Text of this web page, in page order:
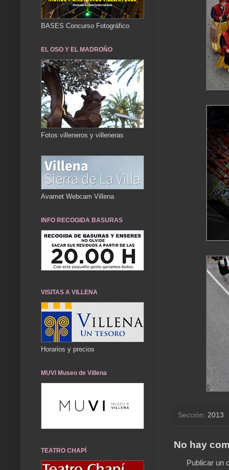
Sección: 2013
No hay
Publicar un
BASES Concurso Fotográfico
EL OSO Y EL MADROÑO
Fotos villeneros y villeneras
Avamet Webcam Villena
INFO RECOGIDA BASURAS
VISITAS A VILLENA
Horarios y precios
MUVI Museo de Villena
TEATRO CHAPÍ